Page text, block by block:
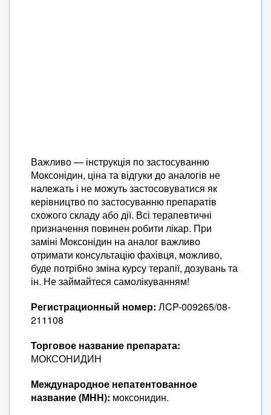
Важливо — інструкція по застосуванню
Моксонідин, ціна та відгуки до аналогів не
належать і не можуть застосовуватися як
керівництво по застосуванню препаратів
схожого складу або дії. Всі терапевтичні
призначення повинен робити лікар. При
заміні Моксонідин на аналог важливо
отримати консультацію фахівця, можливо,
буде потрібно зміна курсу терапії, дозувань та
ін. Не займайтеся самолікуванням!
Регистрационный номер: ЛCP-009265/08-
211108
Торговое название препарата:
МОКСОНИДИН
Международное непатентованное
название (МНН): моксонидин.